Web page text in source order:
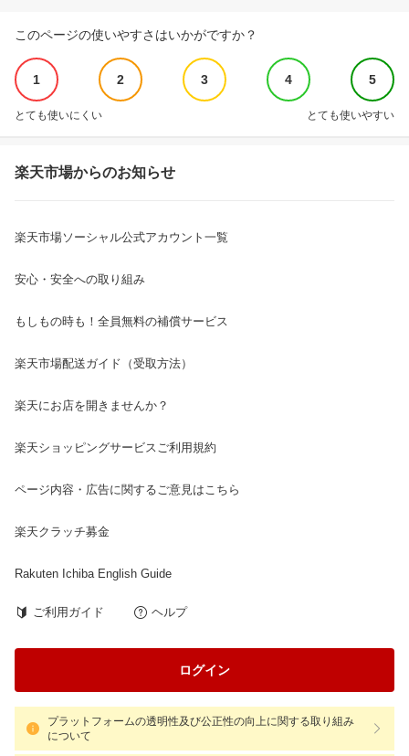
このページの使いやすさはいかがですか？
1 2 3 4 5
とても使いにくい とても使いやすい
楽天市場からのお知らせ
楽天市場ソーシャル公式アカウント一覧
安心・安全への取り組み
もしもの時も！全員無料の補償サービス
楽天市場配送ガイド（受取方法）
楽天にお店を開きませんか？
楽天ショッピングサービスご利用規約
ページ内容・広告に関するご意見はこちら
楽天クラッチ募金
Rakuten Ichiba English Guide
ご利用ガイド ヘルプ
ログイン
プラットフォームの透明性及び公正性の向上に関する取り組み
について